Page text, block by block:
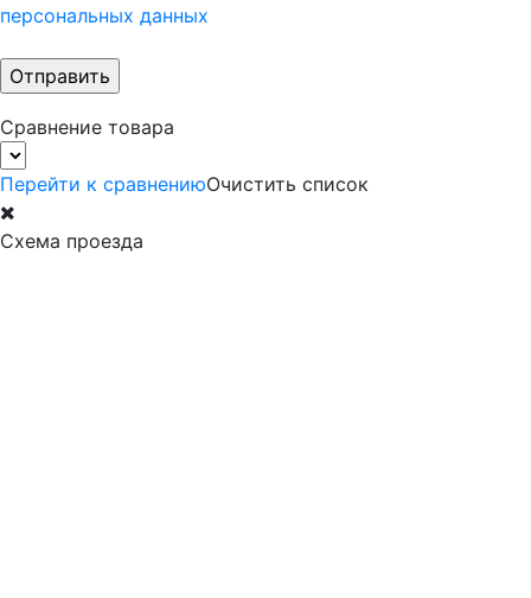
персональных данных
Сравнение товара
Перейти к сравнениюОчистить список
Схема проезда